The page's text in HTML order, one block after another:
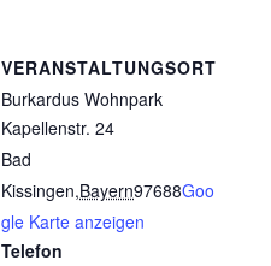
VERANSTALTUNGSORT
Burkardus Wohnpark
Kapellenstr. 24
Bad
Kissingen,Bayern97688Goo
gle Karte anzeigen
Telefon